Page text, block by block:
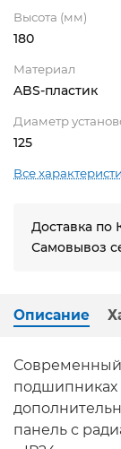
Высота (мм)
180
Материал
ABS-пластик
Диаметр
125
Все
Доставка по
Самовывоз
Описание
Современный
панель с